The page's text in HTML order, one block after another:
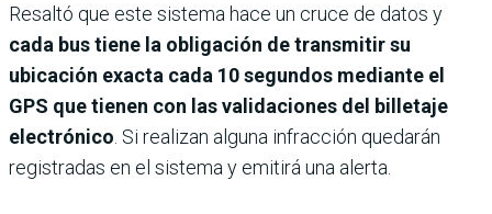
Resaltó que este sistema hace un cruce de datos y
cada bus tiene la obligación de transmitir su
ubicación exacta cada 10 segundos mediante el
GPS que tienen con las validaciones del billetaje
electrónico . Si realizan alguna infracción quedarán
registradas en el sistema y emitirá una alerta.